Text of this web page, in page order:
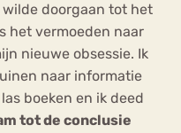
doorgaan tot het
het vermoeden naar
nieuwe obsessie. Ik
naar informatie
boeken en ik deed
tot de conclusie